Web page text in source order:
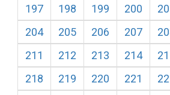
197
198 199 200
204
205 206 207
211
212 213 214
218
219 220 221